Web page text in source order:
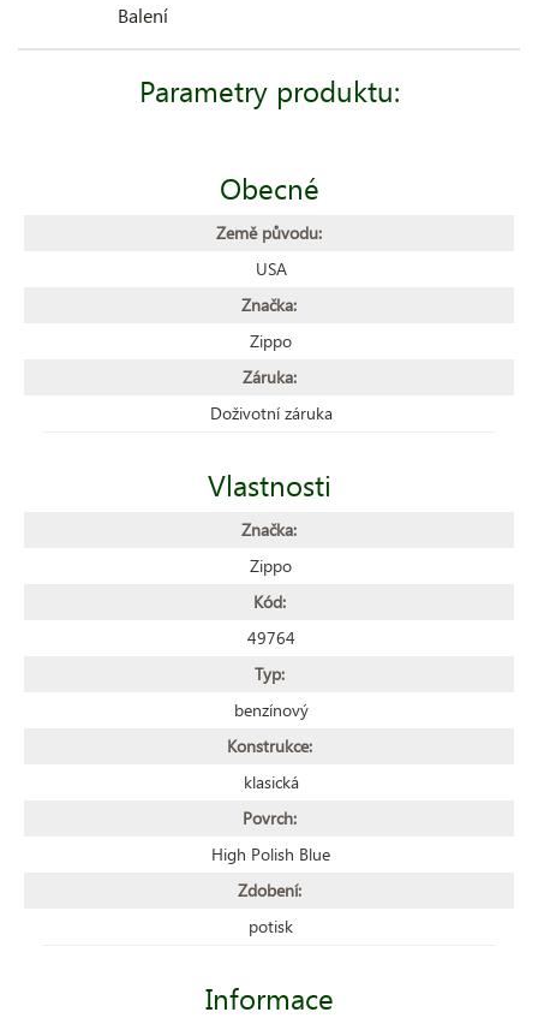
Balení
Parametry produktu:
Obecné
Země původu:
USA
Značka:
Zippo
Záruka:
Doživotní záruka
Vlastnosti
Značka:
Zippo
Kód:
49764
Typ:
benzínový
Konstrukce:
klasická
Povrch:
High Polish Blue
Zdobení:
potisk
Informace